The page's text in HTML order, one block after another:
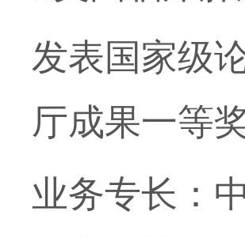
发表国家级
厅成果一等
业务专长：